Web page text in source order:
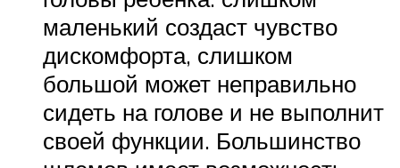
маленький создаст чувство
дискомфорта, слишком
большой может неправильно
сидеть на голове и не выполнит
своей функции. Большинство